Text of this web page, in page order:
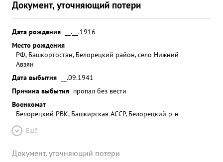
Документ, уточняющий потери
Дата рождения
__.__.1916
Место рождения
РФ, Башкортостан, Белорецкий район, село Нижний
Авзян
Дата выбытия
__.09.1941
Причина выбытия пропал без вести
Военкомат
Белорецкий РВК, Башкирская АССР, Белорецкий р-н
Ещё
Документ, уточняющий потери